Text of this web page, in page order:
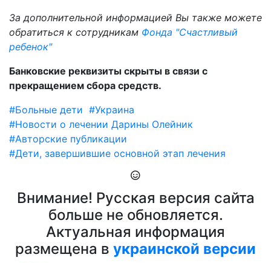
За дополнительной информацией Вы также можете
обратиться к сотрудникам Фонда "Счастливый
ребенок"
Банковские реквизиты скрыты в связи с
прекращением сбора средств.
#Больные дети #Украина
#Новости о лечении Дарины Олейник
#Авторские публикации
#Дети, завершившие основной этап лечения
Внимание! Русская версия сайта
больше не обновляется.
Актуальная информация
размещена в украинской версии